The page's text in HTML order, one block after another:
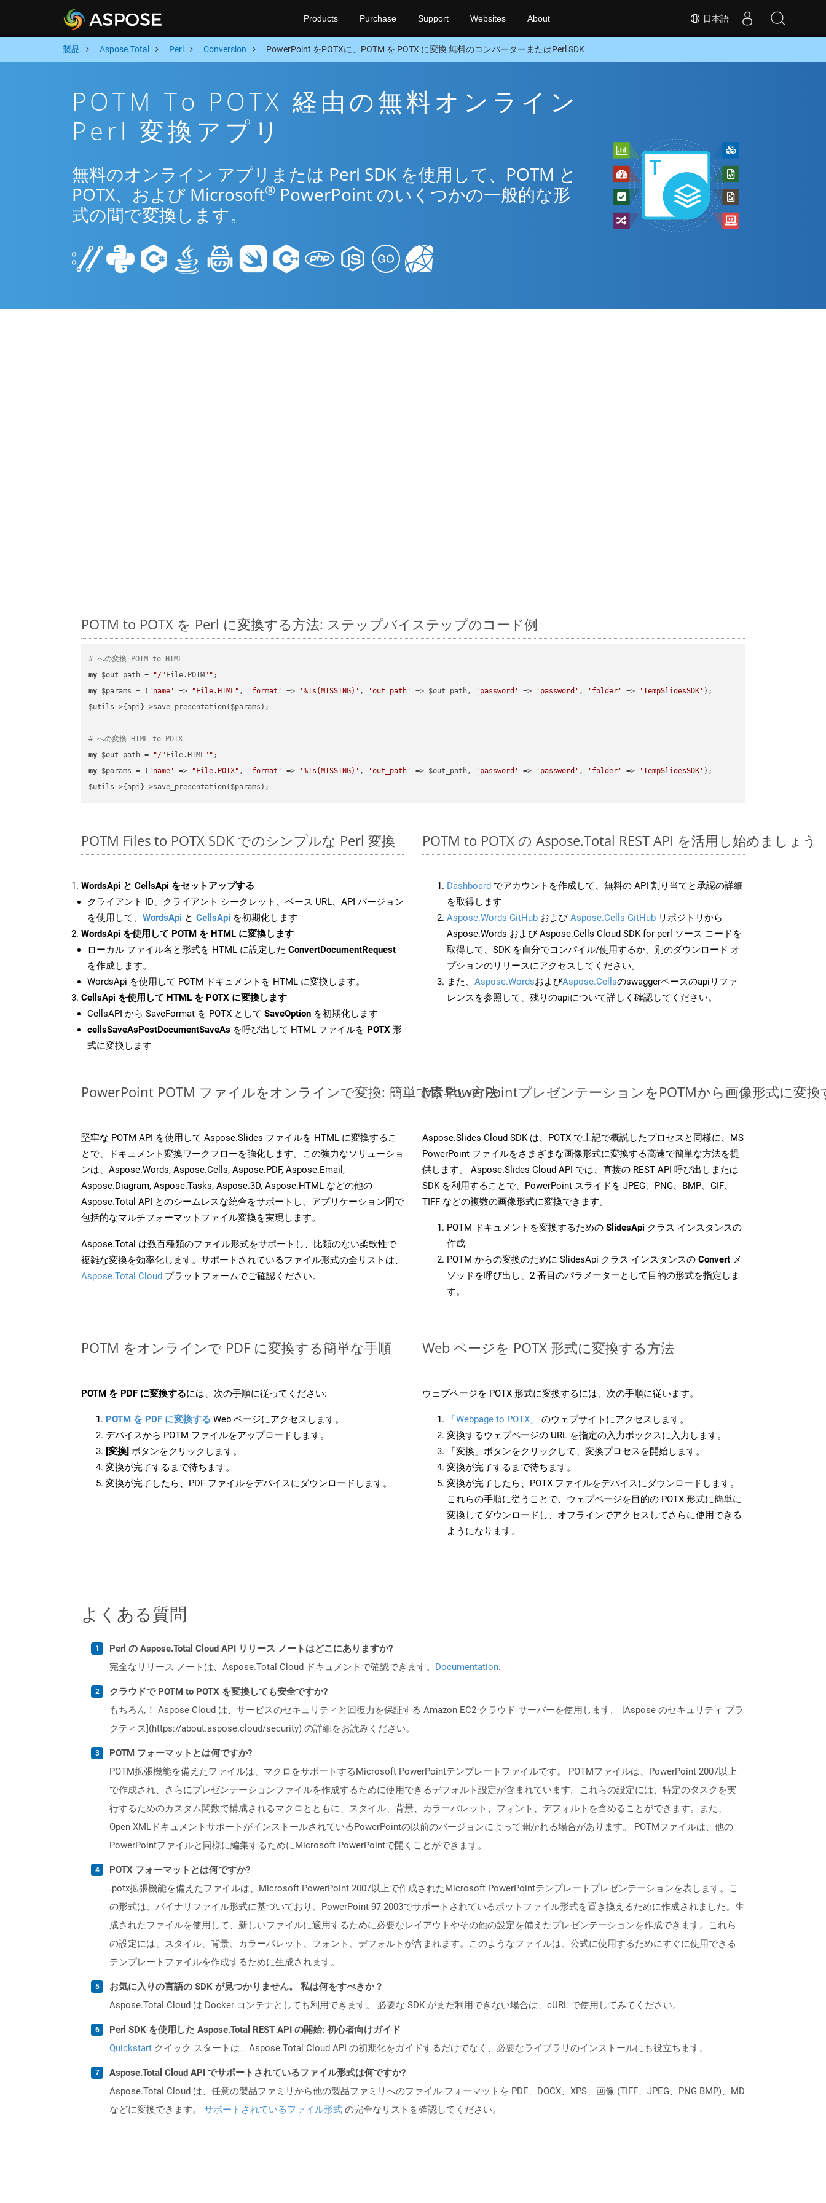
日本語
Products Purchase Support Websites About
製品 Aspose.Total Perl Conversion PowerPoint をPOTXに、POTM を POTX に変換 無料のコンバーターまたはPerl SDK
POTM To POTX 経由の無料オンライン
Perl 変換アプリ
無料のオンライン アプリまたは Perl SDK を使用して、POTM と
POTX、および Microsoft® PowerPoint のいくつかの一般的な形
式の間で変換します。
POTM to POTX を Perl に変換する方法: ステップバイステップのコード例
# への変換 POTM to HTML
my $out_path = "/" File.POTM ""
my $params = ( 'name' => "File.HTML" , 'format' => '%!s(MISSING)' , 'out_path' => $out_path, 'password' => 'password' , 'folder' => 'TempSlidesSDK' );
$utils->{api}->save_presentation($params);
# への変換 HTML to POTX
my $out_path = "/" File.HTML""
my $params = ( 'name' => "File.POTX" , 'format' => '%!s(MISSING)' , 'out_path' => $out_path, 'password' => 'password' , 'folder' => 'TempSlidesSDK' );
POTM Files to POTX SDK でのシンプルな Perl 変換
WordsApi と CellsApi をセットアップする
クライアント ID、クライアント シークレット、ベース URL、API バージョン
を使用して、 WordsApi と CellsApi を初期化します
WordsApi を使用して POTM を HTML に変換します
ローカル ファイル名と形式を HTML に設定した ConvertDocumentRequest
を作成します。
WordsApi を使用して POTM ドキュメントを HTML に変換します。
CellsApi を使用して HTML を POTX に変換します
CellsAPI から SaveFormat を POTX として SaveOption を初期化します
cellsSaveAsPostDocumentSaveAs を呼び出して HTML ファイルを POTX 形
式に変換します
POTM to POTX の Aspose.Total REST API を活用し始めましょう
Dashboard でアカウントを作成して、無料の API 割り当てと承認の詳細
を取得します
Aspose.Words GitHub およびAspose.Cells GitHub リポジトリから
Aspose.Words および Aspose.Cells Cloud SDK for perl ソース コードを
取得して、SDK を自分でコンパイル/使用するか、別のダウンロード オ
プションのリリースにアクセスしてください。
また、 Aspose.WordsおよびAspose.Cellsのswaggerベースのapiリファ
レンスを参照して、残りのapiについて詳しく確認してください。
PowerPoint POTM ファイルをオンラインで変換: 簡単で素早い方法
堅牢な POTM API を使用して Aspose.Slides ファイルを HTML に変換するこ
とで、ドキュメント変換ワークフローを強化します。この強力なソリューショ
ンは、Aspose.Words, Aspose.Cells, Aspose.PDF, Aspose.Email,
Aspose.Diagram, Aspose.Tasks, Aspose.3D, Aspose.HTML などの他の
Aspose.Total API とのシームレスな統合をサポートし、アプリケーション間で
包括的なマルチフォーマットファイル変換を実現します。
Aspose.Total は数百種類のファイル形式をサポートし、比類のない柔軟性で
複雑な変換を効率化します。サポートされているファイル形式の全リストは、
Aspose.Total Cloud プラットフォームでご確認ください。
MS PowerPointプレゼンテーションをPOTMから画像形式に変
Aspose.Slides Cloud SDK は、POTX で上記で概説したプロセスと同様に、MS
PowerPoint ファイルをさまざまな画像形式に変換する高速で簡単な方法を提
供します。 Aspose.Slides Cloud API では、直接の REST API 呼び出しまたは
SDK を利用することで、PowerPoint スライドを JPEG、PNG、BMP、GIF、
TIFF などの複数の画像形式に変換できます。
POTM ドキュメントを変換するための SlidesApi クラス インスタンスの
作成
POTM からの変換のために SlidesApi クラス インスタンスの Convert メ
ソッドを呼び出し、2 番目のパラメーターとして目的の形式を指定しま
す。
POTM をオンラインで PDF に変換する簡単な手順
POTM を PDF に変換するには、次の手順に従ってください:
POTM を PDF に変換する Web ページにアクセスします。
デバイスから POTM ファイルをアップロードします。
[変換] ボタンをクリックします。
変換が完了するまで待ちます。
変換が完了したら、PDF ファイルをデバイスにダウンロードします。
Web ページを POTX 形式に変換する方法
ウェブページを POTX 形式に変換するには、次の手順に従います。
「Webpage to POTX」
のウェブサイトにアクセスします。
変換するウェブページの URL を指定の入力ボックスに入力します。
「変換」ボタンをクリックして、変換プロセスを開始します。
変換が完了するまで待ちます。
変換が完了したら、POTX ファイルをデバイスにダウンロードします。
これらの手順に従うことで、ウェブページを目的の POTX 形式に簡単に
変換してダウンロードし、オフラインでアクセスしてさらに使用できる
ようになります。
よくある質問
Perl の Aspose.Total Cloud API リリース ノートはどこにありますか?
完全なリリース ノートは、Aspose.Total Cloud ドキュメントで確認できます。 Documentation.
クラウドで POTM to POTX を変換しても安全ですか?
もちろん！ Aspose Cloud は、サービスのセキュリティと回復力を保証する Amazon EC2 クラウド サーバーを使用します。 [Aspose のセキュリティ プラ
クティス](https://about.aspose.cloud/security) の詳細をお読みください。
POTM フォーマットとは何ですか?
POTM拡張機能を備えたファイルは、マクロをサポートするMicrosoft PowerPointテンプレートファイルです。 POTMファイルは、PowerPoint 2007以上
で作成され、さらにプレゼンテーションファイルを作成するために使用できるデフォルト設定が含まれています。これらの設定には、特定のタスクを実
行するためのカスタム関数で構成されるマクロとともに、スタイル、背景、カラーパレット、フォント、デフォルトを含めることができます。また、
Open XMLドキュメントサポートがインストールされているPowerPointの以前のバージョンによって開かれる場合があります。 POTMファイルは、他の
PowerPointファイルと同様に編集するためにMicrosoft PowerPointで開くことができます。
POTX フォーマットとは何ですか?
.potx拡張機能を備えたファイルは、Microsoft PowerPoint 2007以上で作成されたMicrosoft PowerPointテンプレートプレゼンテーションを表します。こ
の形式は、バイナリファイル形式に基づいており、PowerPoint 97-2003でサポートされているポットファイル形式を置き換えるために作成されました。生
成されたファイルを使用して、新しいファイルに適用するために必要なレイアウトやその他の設定を備えたプレゼンテーションを作成できます。これら
の設定には、スタイル、背景、カラーパレット、フォント、デフォルトが含まれます。このようなファイルは、公式に使用するためにすぐに使用できる
テンプレートファイルを作成するために生成されます。
お気に入りの言語の SDK が見つかりません。 私は何をすべきか？
Aspose.Total Cloud は Docker コンテナとしても利用できます。 必要な SDK がまだ利用できない場合は、cURL で使用してみてください。
Perl SDK を使用した Aspose.Total REST API の開始: 初心者向けガイド
Quickstart クイック スタートは、Aspose.Total Cloud API の初期化をガイドするだけでなく、必要なライブラリのインストールにも役立ちます。
Aspose.Total Cloud API でサポートされているファイル形式は何ですか?
Aspose.Total Cloud は、任意の製品ファミリから他の製品ファミリへのファイル フォーマットを PDF、DOCX、XPS、画像 (TIFF、JPEG、PNG BMP)、MD
などに変換できます。 サポートされているファイル形式 の完全なリストを確認してください。